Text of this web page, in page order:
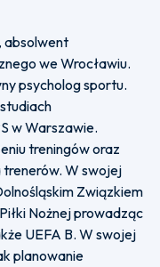
absolwent
we Wrocławiu.
psycholog sportu.
w Warszawie.
treningów oraz
trenerów. W swojej
Związkiem
Nożnej prowadząc
UEFA B. W swojej
planowanie